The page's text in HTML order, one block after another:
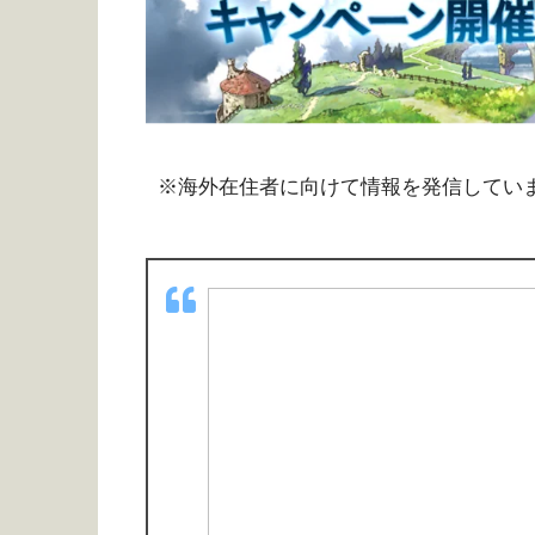
※海外在住者に向けて情報を発信してい